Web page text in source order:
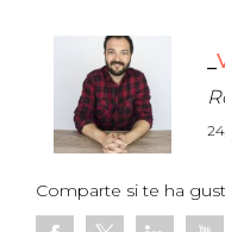
Comparte si te ha